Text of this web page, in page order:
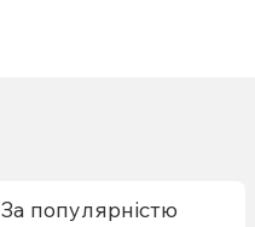
За популярністю